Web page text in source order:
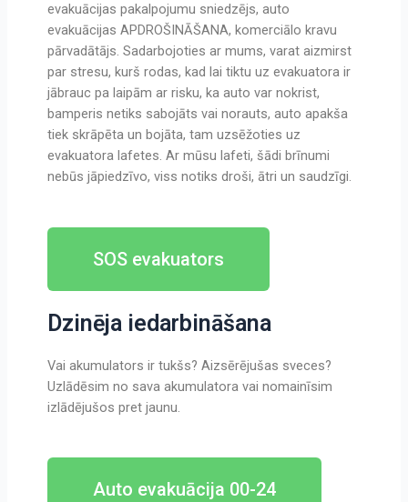
evakuācijas pakalpojumu sniedzējs, auto
evakuācijas APDROŠINĀŠANA, komerciālo kravu
pārvadātājs. Sadarbojoties ar mums, varat aizmirst
par stresu, kurš rodas, kad lai tiktu uz evakuatora ir
jābrauc pa laipām ar risku, ka auto var nokrist,
bamperis netiks sabojāts vai norauts, auto apakša
tiek skrāpēta un bojāta, tam uzsēžoties uz
evakuatora lafetes. Ar mūsu lafeti, šādi brīnumi
nebūs jāpiedzīvo, viss notiks droši, ātri un saudzīgi.
SOS evakuators
Dzinēja iedarbināšana
Vai akumulators ir tukšs? Aizsērējušas sveces?
Uzlādēsim no sava akumulatora vai nomainīsim
izlādējušos pret jaunu.
Auto evakuācija 00-24